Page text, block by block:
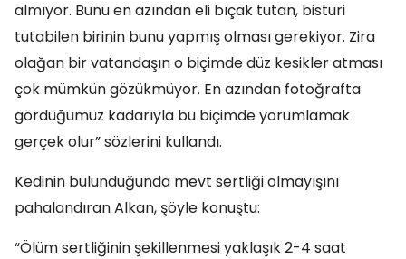
almıyor. Bunu en azından eli bıçak tutan, bisturi
tutabilen birinin bunu yapmış olması gerekiyor. Zira
olağan bir vatandaşın o biçimde düz kesikler atması
çok mümkün gözükmüyor. En azından fotoğrafta
gördüğümüz kadarıyla bu biçimde yorumlamak
gerçek olur” sözlerini kullandı.
Kedinin bulunduğunda mevt sertliği olmayışını
pahalandıran Alkan, şöyle konuştu:
“Ölüm sertliğinin şekillenmesi yaklaşık 2-4 saat